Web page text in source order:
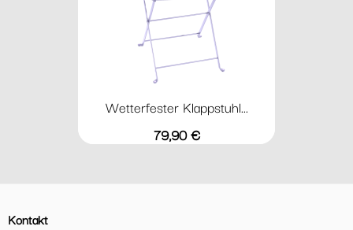
Wetterfester Klappstuhl...
Preis
79,90 €
Kontakt